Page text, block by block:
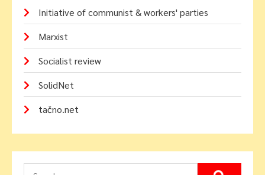
Initiative of communist & workers' parties
Marxist
Socialist review
SolidNet
tačno.net